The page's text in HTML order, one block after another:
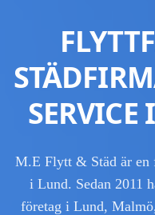
SERVICE
M.E Flytt & Städ är en
i Lund. Sedan 2011
företag i Lund,